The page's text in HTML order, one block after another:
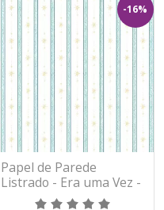
-16%
Papel de Parede
Listrado - Era uma Vez -
89822 - Vinílico